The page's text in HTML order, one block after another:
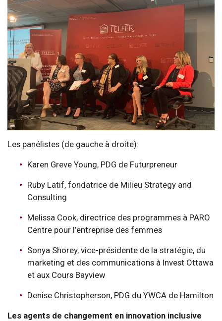
Les panélistes (de gauche à droite):
Karen Greve Young, PDG de Futurpreneur
Ruby Latif, fondatrice de Milieu Strategy and
Consulting
Melissa Cook, directrice des programmes à PARO
Centre pour l’entreprise des femmes
Sonya Shorey, vice-présidente de la stratégie, du
marketing et des communications à Invest Ottawa
et aux Cours Bayview
Denise Christopherson, PDG du YWCA de Hamilton
Les agents de changement en innovation inclusive